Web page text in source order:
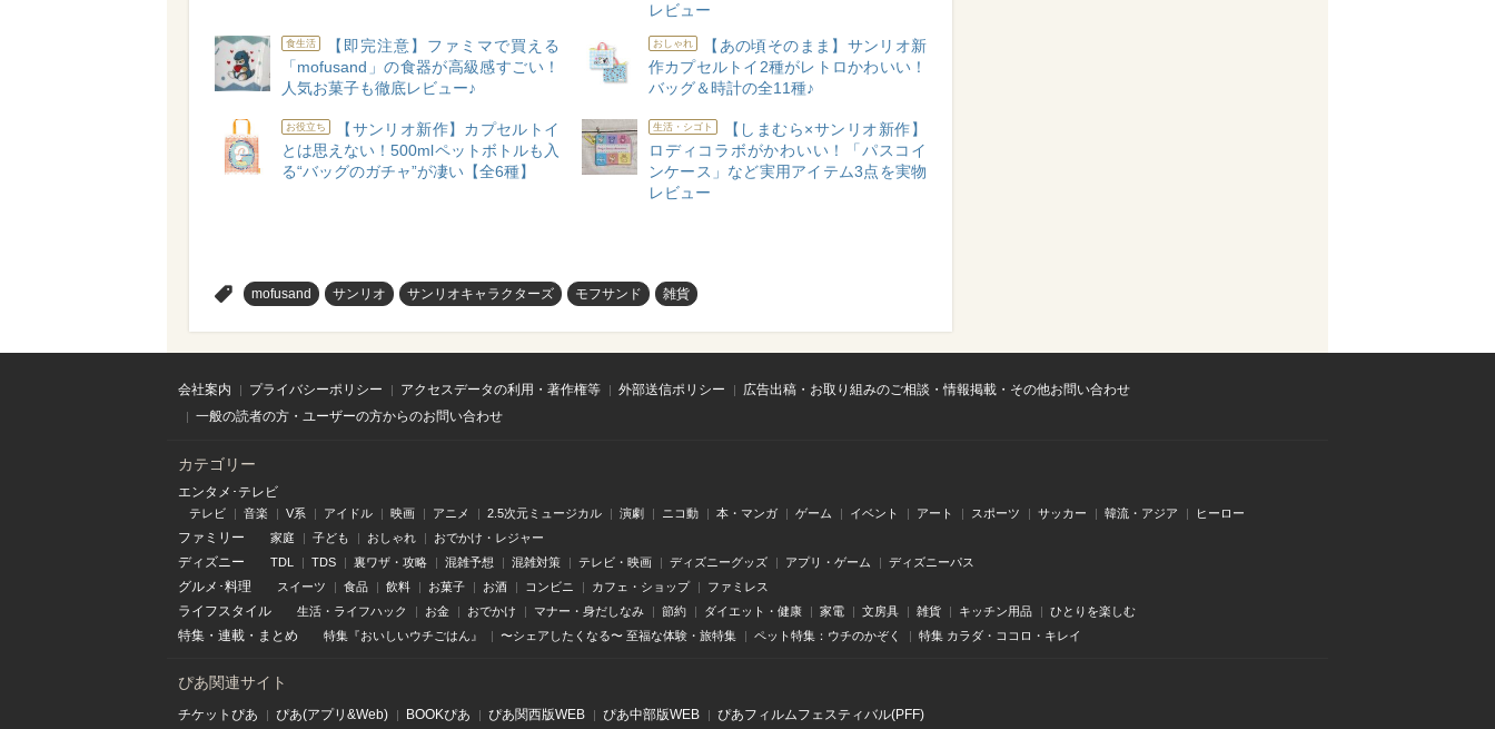
レビュー
食生活
【即完注意】ファミマで買える
「mofusand」の食器が高級感すごい！
人気お菓子も徹底レビュー♪
おしゃれ
【あの頃そのまま】サンリオ新
作カプセルトイ2種がレトロかわいい！
バッグ＆時計の全11種♪
お役立ち
【サンリオ新作】カプセルトイ
とは思えない！500mlペットボトルも入
る“バッグのガチャ”が凄い【全6種】
生活・シゴト
【しまむら×サンリオ新作】
ロディコラボがかわいい！「パスコイ
ンケース」など実用アイテム3点を実物
レビュー
mofusand サンリオ サンリオキャラクターズ モフサンド 雑貨
会社案内 プライバシーポリシー アクセスデータの利用・著作権等 外部送信ポリシー
広告出稿・お取り組みのご相談・情報掲載・その他お問い合わせ
一般の読者の方・ユーザーの方からのお問い合わせ
カテゴリー
エンタメ･テレビ
テレビ 音楽 V系 アイドル 映画 アニメ 2.5次元ミュージカル 演劇 ニコ動 本・マンガ ゲーム イベント アート スポーツ サッカー 韓流・アジア ヒーロー
ファミリー 家庭 子ども おしゃれ おでかけ・レジャー
ディズニー TDL TDS 裏ワザ・攻略 混雑予想 混雑対策 テレビ・映画 ディズニーグッズ アプリ・ゲーム ディズニーパス
グルメ･料理 スイーツ 食品 飲料 お菓子 お酒 コンビニ カフェ・ショップ ファミレス
ライフスタイル 生活・ライフハック お金 おでかけ マナー・身だしなみ 節約 ダイエット・健康 家電 文房具 雑貨 キッチン用品 ひとりを楽しむ
特集 ・ 連載 ・ まとめ 特集『おいしいウチごはん』 〜シェアしたくなる〜 至福な体験・旅特集 ペット特集：ウチのかぞく 特集 カラダ・ココロ・キレイ
ぴあ関連サイト
チケットぴあ ぴあ(アプリ&Web) BOOKぴあ ぴあ関⻄版WEB ぴあ中部版WEB ぴあフィルムフェスティバル(PFF)